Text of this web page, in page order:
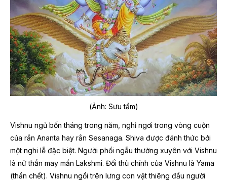
(Ảnh: Sưu tầm)
Vishnu ngủ bốn tháng trong năm, nghỉ ngơi trong vòng cuộn
của rắn Ananta hay rắn Sesanaga. Shiva được đánh thức bởi
một nghi lễ đặc biệt. Người phối ngẫu thường xuyên với Vishnu
là nữ thần may mắn Lakshmi. Đối thủ chính của Vishnu là Yama
(thần chết). Vishnu ngồi trên lưng con vật thiêng đầu người